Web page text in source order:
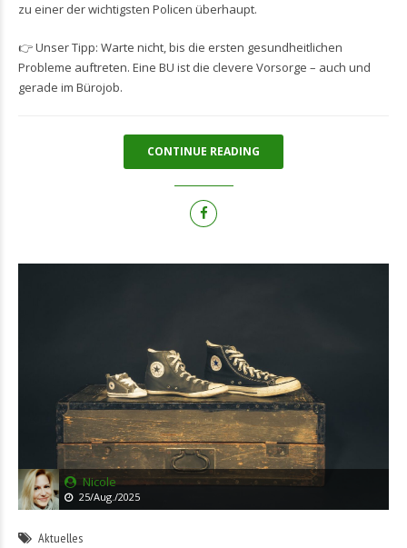
zu einer der wichtigsten Policen überhaupt.
👉 Unser Tipp: Warte nicht, bis die ersten gesundheitlichen
Probleme auftreten. Eine BU ist die clevere Vorsorge – auch und
gerade im Bürojob.
CONTINUE READING
Nicole
25/Aug./2025
Aktuelles